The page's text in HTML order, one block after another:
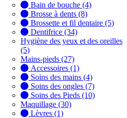
Bain de bouche (4)
Brosse à dents (8)
Brossette et fil dentaire (5)
Dentifrice (34)
Hygiène des yeux et des oreilles
(5)
Mains-pieds (27)
Accessoires (1)
Soins des mains (4)
Soins des ongles (7)
Soins des Pieds (10)
Maquillage (30)
Lèvres (1)